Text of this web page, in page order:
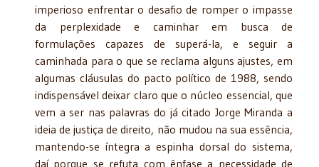
imperioso enfrentar o desafio de romper o impasse
da perplexidade e caminhar em busca de
formulações capazes de superá-la, e seguir a
caminhada para o que se reclama alguns ajustes, em
algumas cláusulas do pacto político de 1988, sendo
indispensável deixar claro que o núcleo essencial, que
vem a ser nas palavras do já citado Jorge Miranda a
ideia de justiça de direito, não mudou na sua essência,
mantendo-se íntegra a espinha dorsal do sistema,
daí porque se refuta com ênfase a necessidade de